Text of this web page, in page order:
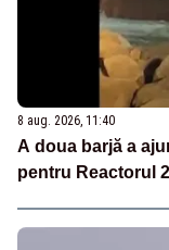
8 aug. 2026, 11:40
A doua barjă a
pentru Reactorul